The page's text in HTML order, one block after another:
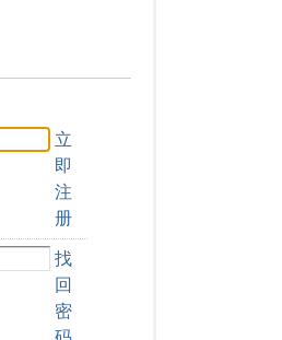
立
即
注
册
找
回
密